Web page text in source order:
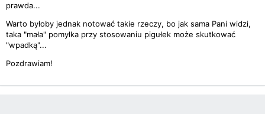
prawda...
Warto byłoby jednak notować takie rzeczy, bo jak sama Pani widzi,
taka "mała" pomyłka przy stosowaniu pigułek może skutkować
"wpadką"...
Pozdrawiam!